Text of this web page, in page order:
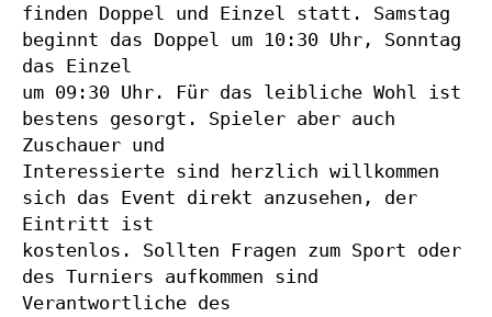
finden Doppel und Einzel statt. Samstag
beginnt das Doppel um 10:30 Uhr, Sonntag
das Einzel
um 09:30 Uhr. Für das leibliche Wohl ist
bestens gesorgt. Spieler aber auch
Zuschauer und
Interessierte sind herzlich willkommen
sich das Event direkt anzusehen, der
Eintritt ist
kostenlos. Sollten Fragen zum Sport oder
des Turniers aufkommen sind
Verantwortliche des